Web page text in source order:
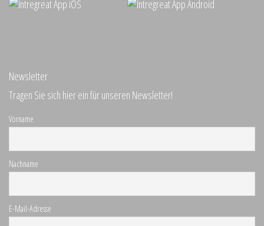
Newsletter
Tragen Sie sich hier ein für unseren Newsletter!
Vorname
Nachname
E-Mail-Adresse